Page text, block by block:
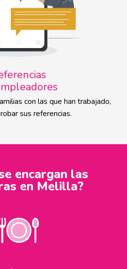
con las que han trabajado,
sus referencias.
encargan las
en Melilla?